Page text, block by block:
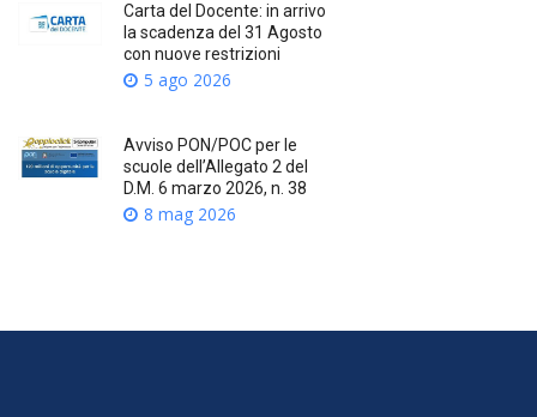
Carta del Docente: in arrivo
la scadenza del 31 Agosto
con nuove restrizioni
5 ago 2026
Avviso PON/POC per le
scuole dell’Allegato 2 del
D.M. 6 marzo 2026, n. 38
8 mag 2026